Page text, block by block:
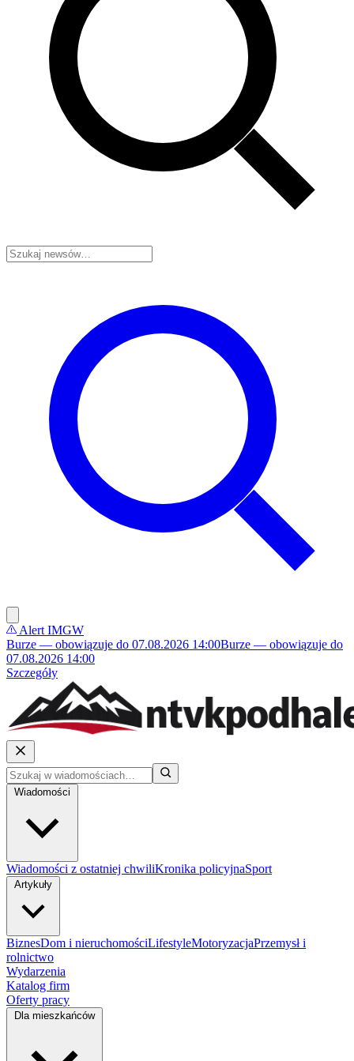
Alert IMGW
Burze — obowiązuje do 07.08.2026 14:00Burze — obowiązuje do
07.08.2026 14:00
Szczegóły
Wiadomości
Wiadomości z ostatniej chwiliKronika policyjnaSport
Artykuły
BiznesDom i nieruchomościLifestyleMotoryzacjaPrzemysł i
rolnictwo
Wydarzenia
Katalog firm
Oferty pracy
Dla mieszkańców